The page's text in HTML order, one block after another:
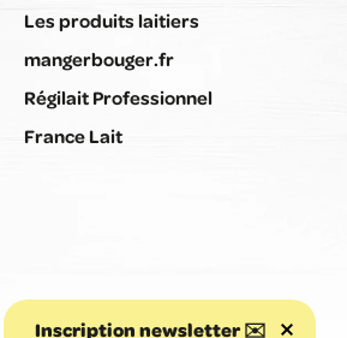
Inscription newsletter ✉️
Les produits laitiers
mangerbouger.fr
Régilait Professionnel
France Lait